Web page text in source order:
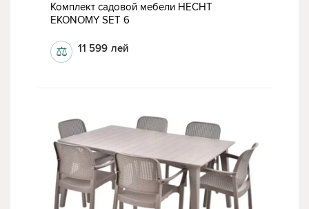
Комплект садовой мебели HECHT
EKONOMY SET 6
11 599 лей
⚖